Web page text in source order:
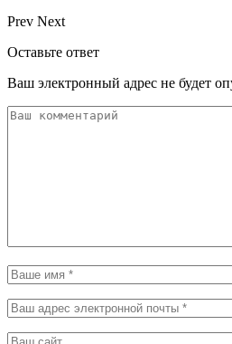
Prev Next
Оставьте ответ
Ваш электронный адрес не будет